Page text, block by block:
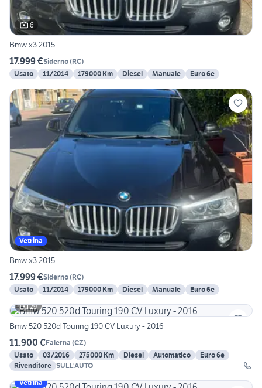
6
Bmw x3 2015
17.999 €Siderno(RC)
Usato
11/2014 179000 Km Diesel Manuale Euro 6e
Vetrina
Bmw x3 2015
17.999 €Siderno(RC)
Usato
11/2014 179000 Km Diesel Manuale
Euro 6e
29
Bmw 520 520d Touring 190 CV Luxury - 2016
11.900 €Falerna (CZ)
Usato
03/2016 275000 Km Diesel Automatico
Euro 6e
Rivenditore SULL'AUTO
Vetrina